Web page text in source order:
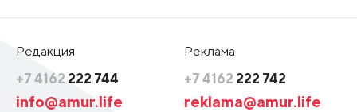
Редакция
+7 4162 222 744
info@amur.life
Реклама
+7 4162 222 742
reklama@amur.life